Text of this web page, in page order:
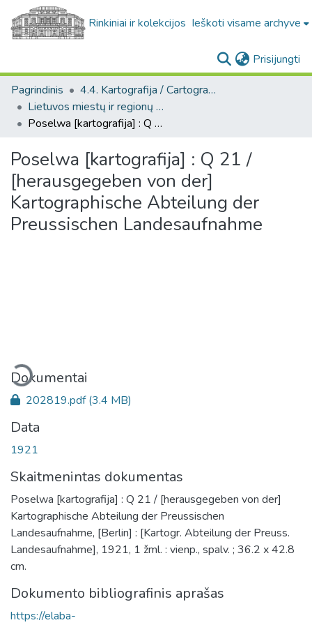
Rinkiniai ir kolekcijos Ieškoti visame archyve
Prisijungti
Pagrindinis
4.4. Kartografija / Cartography
Lietuvos miestų ir regionų žemėlapiai / Maps of Lithuanian cities and towns
Poselwa [kartografija] : Q 21 / [herausgegeben von der] Kartographische Abteilung der Preussischen Landesaufnahme
Poselwa [kartografija] : Q 21 /
[herausgegeben von der]
Kartographische Abteilung der
Preussischen Landesaufnahme
Dokumentai
202819.pdf(3.4 MB)
Data
1921
Skaitmenintas dokumentas
Poselwa [kartografija] : Q 21 / [herausgegeben von der]
Kartographische Abteilung der Preussischen
Landesaufnahme, [Berlin] : [Kartogr. Abteilung der Preuss.
Landesaufnahme], 1921, 1 žml. : vienp., spalv. ; 36.2 x 42.8
cm.
Dokumento bibliografinis aprašas
https://elaba-